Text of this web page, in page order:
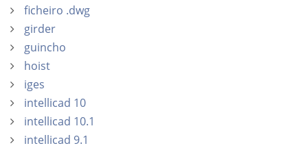
ficheiro .dwg
girder
guincho
hoist
iges
intellicad 10
intellicad 10.1
intellicad 9.1